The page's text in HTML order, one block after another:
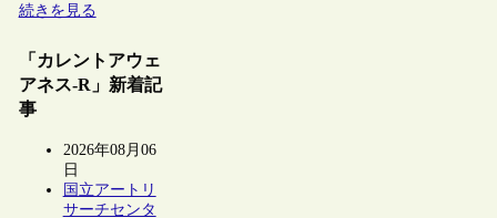
続きを見る
「カレントアウェ
アネス-R」新着記
事
2026年08月06
日
国立アートリ
サーチセンタ